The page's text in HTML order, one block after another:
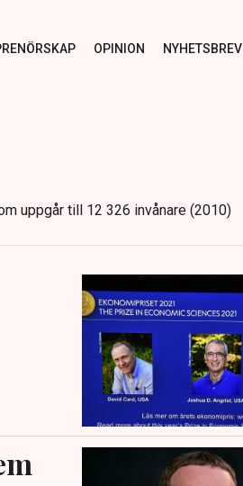
OPINION NYHETSBREV
uppgår till 12 326 invånare (2010)